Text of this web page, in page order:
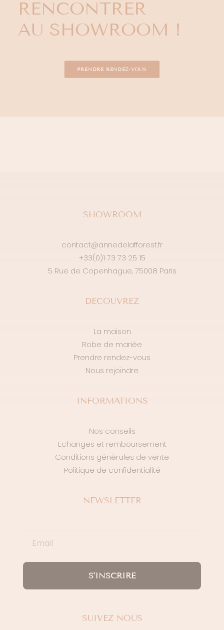
RENCONTRER
AU SHOWROOM !
PRENDRE RENDEZ-VOUS
SHOWROOM
contact@annedelafforest.fr
+33(0)1 73 73 25 15
5 Rue de Copenhague, 75008 Paris
DÉCOUVREZ
La maison
Robe de mariée
Prendre rendez-vous
Nous rejoindre
INFORMATIONS
Nos conseils
Echanges et remboursement
Conditions générales de vente
Politique de confidentialité
NEWSLETTER
S'INSCRIRE
SUIVEZ NOUS